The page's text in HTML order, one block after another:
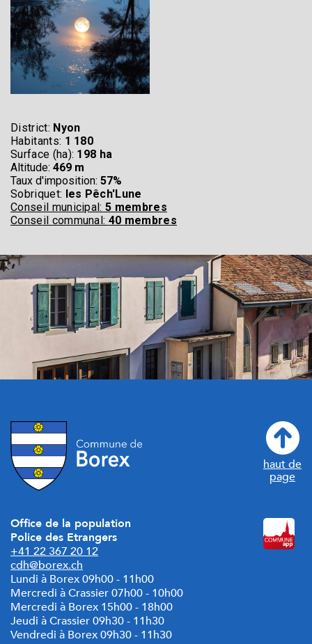
District: Nyon
Habitants: 1 180
Surface (ha): 198 ha
Altitude: 469 m
Taux d'imposition: 57%
Sobriquet: les Pêch'Lune
Conseil municipal:5 membres
Conseil communal: 40 membres
Office de la population
Police des Etrangers
+41 22 367 20 12
cdh@borex.ch
Lundi à Borex 09h00 - 11h00
Mercredi à Crassier 07h00 - 10h00
Mercredi à Borex 15h00 - 18h00
Jeudi à Crassier 09h30 - 11h30
Vendredi à Borex 09h30 - 11h30
haut de
page